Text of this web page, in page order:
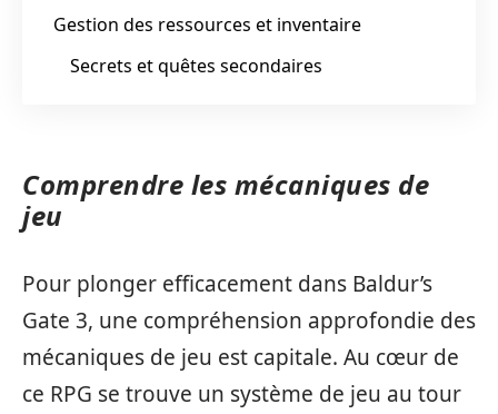
Gestion des ressources et inventaire
Secrets et quêtes secondaires
Comprendre les mécaniques de
jeu
Pour plonger efficacement dans Baldur’s
Gate 3, une compréhension approfondie des
mécaniques de jeu est capitale. Au cœur de
ce RPG se trouve un système de jeu au tour